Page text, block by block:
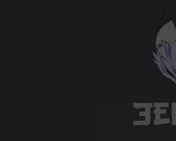
крутих
Підтримати проєкт